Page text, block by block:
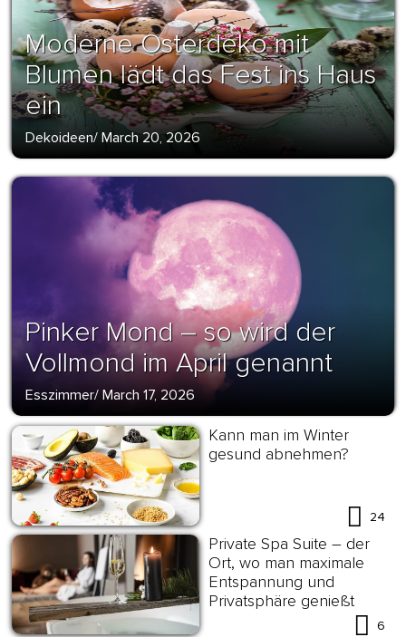
Moderne Osterdeko mit
Blumen lädt das Fest ins Haus
ein
Dekoideen/ March 20, 2026
Pinker Mond – so wird der
Vollmond im April genannt
Esszimmer/ March 17, 2026
Kann man im Winter
gesund abnehmen?
24
Private Spa Suite – der
Ort, wo man maximale
Entspannung und
Privatsphäre genießt
6